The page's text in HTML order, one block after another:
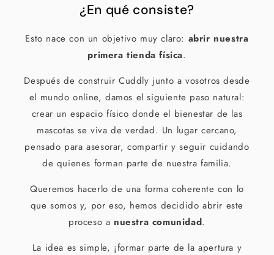
¿En qué consiste?
Esto nace con un objetivo muy claro: abrir nuestra
primera tienda física.
Después de construir Cuddly junto a vosotros desde
el mundo online, damos el siguiente paso natural:
crear un espacio físico donde el bienestar de las
mascotas se viva de verdad. Un lugar cercano,
pensado para asesorar, compartir y seguir cuidando
de quienes forman parte de nuestra familia.
Queremos hacerlo de una forma coherente con lo
que somos y, por eso, hemos decidido abrir este
proceso a nuestra comunidad.
La idea es simple, ¡formar parte de la apertura y